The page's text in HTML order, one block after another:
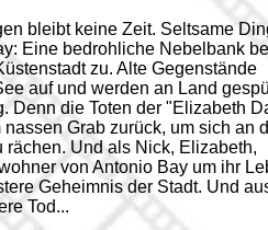
bleibt keine Zeit. Seltsame
Eine bedrohliche Nebelbank
zu. Alte Gegenstände
auf und werden an Land
Denn die Toten der "Elizabeth
Grab zurück, um sich an
rächen. Und als Nick, Elizabeth,
von Antonio Bay um ihr
Geheimnis der Stadt. Und
Tod...